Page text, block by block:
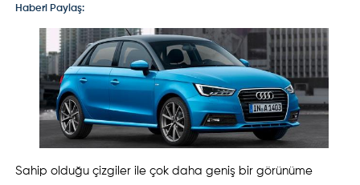
Haberi Paylaş:
Sahip olduğu çizgiler ile çok daha geniş bir görünüme